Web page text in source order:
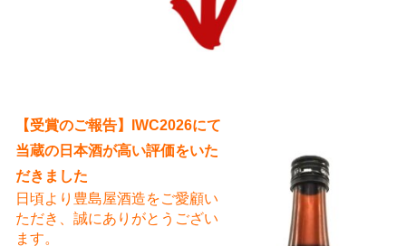
【受賞のご報告】IWC2026にて
当蔵の日本酒が高い評価をいた
だきました
日頃より豊島屋酒造をご愛顧い
ただき、誠にありがとうござい
ます。